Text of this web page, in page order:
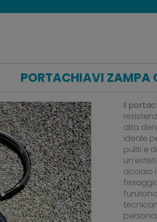
PORTACHIAVI ZAMPA
Il
alta
ideale
puliti e
acciaio